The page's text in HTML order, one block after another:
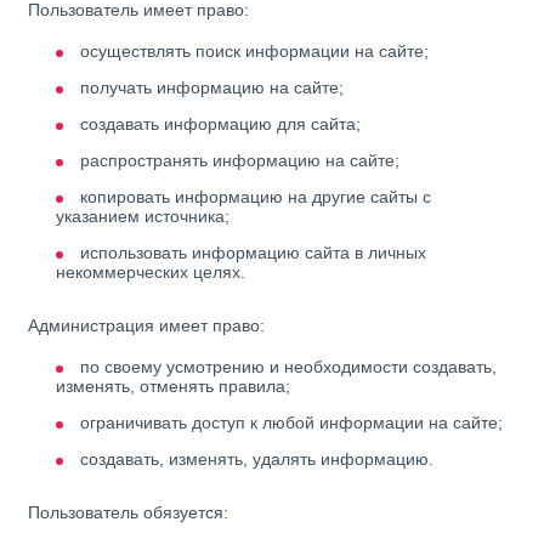
Пользователь имеет право:
осуществлять поиск информации на сайте;
получать информацию на сайте;
создавать информацию для сайта;
распространять информацию на сайте;
копировать информацию на другие сайты с
указанием источника;
использовать информацию сайта в личных
некоммерческих целях.
Администрация имеет право:
по своему усмотрению и необходимости создавать,
изменять, отменять правила;
ограничивать доступ к любой информации на сайте;
создавать, изменять, удалять информацию.
Пользователь обязуется: